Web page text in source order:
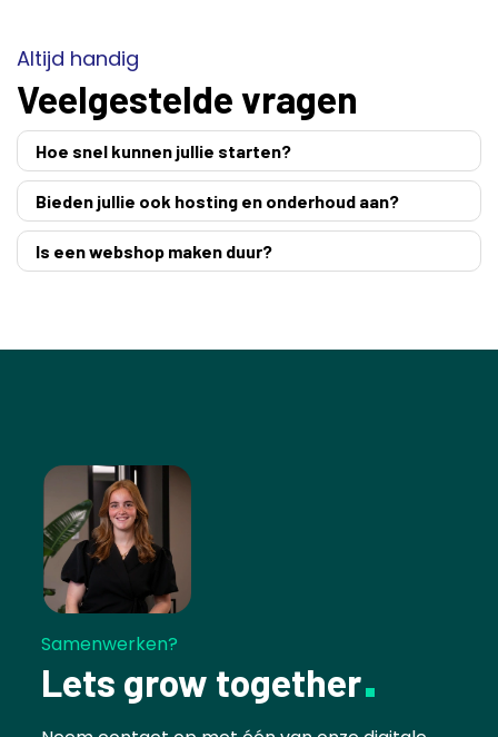
Altijd handig
Veelgestelde vragen
Hoe snel kunnen jullie starten?
Bieden jullie ook hosting en onderhoud aan?
Is een webshop maken duur?
Samenwerken?
Lets grow together